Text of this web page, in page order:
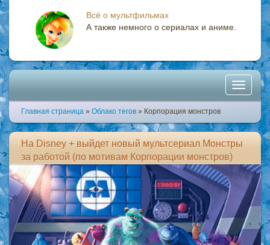
Всё о мультфильмах
А также немного о сериалах и аниме.
Toggle
Главная страница » Облако тегов » Корпорация монстров
На Disney + выйдет новый мультсериал Монстры
за работой (по мотивам Корпорации монстров)